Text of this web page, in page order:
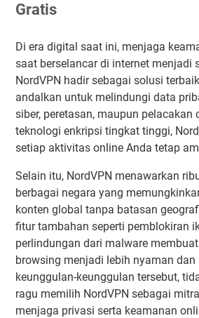
Gratis
Di era digital saat ini, menjaga
saat berselancar di internet menjadi
NordVPN hadir sebagai solusi
andalkan untuk melindungi data
siber, peretasan, maupun pelacakan
teknologi enkripsi tingkat tinggi,
setiap aktivitas online Anda tetap
Selain itu, NordVPN menawarkan
berbagai negara yang
konten global tanpa batasan
fitur tambahan seperti pemblokiran
perlindungan dari malware
browsing menjadi lebih nyaman dan
keunggulan-keunggulan tersebut,
ragu memilih NordVPN sebagai
menjaga privasi serta keamanan